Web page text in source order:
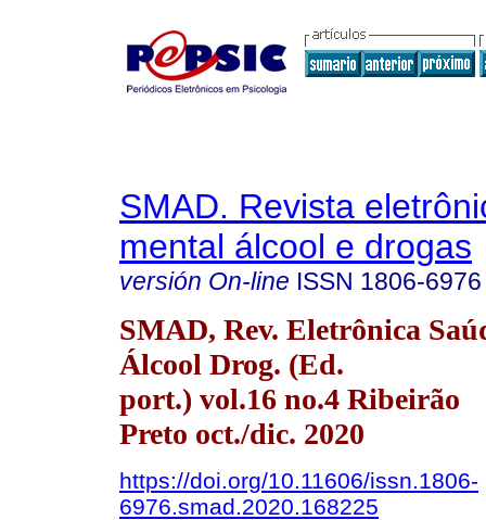
SMAD. Revista
mental álcool e drogas
versión On-line ISSN 1806-6976
SMAD, Rev. Eletrônica
Álcool Drog. (Ed.
port.) vol.16 no.4 Ribeirão
Preto oct./dic. 2020
https://doi.org/10.11606/issn.1806-
6976.smad.2020.168225